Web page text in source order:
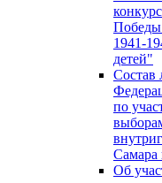
Победы
1941-
детей"
Состав
по
Самара
Об